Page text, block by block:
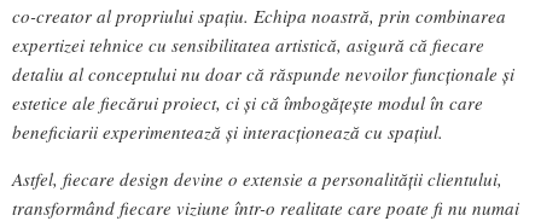
co-creator al propriului spațiu. Echipa noastră, prin combinarea
expertizei tehnice cu sensibilitatea artistică, asigură că fiecare
detaliu al conceptului nu doar că răspunde nevoilor funcționale și
estetice ale fiecărui proiect, ci și că îmbogățește modul în care
beneficiarii experimentează și interacționează cu spațiul.
Astfel, fiecare design devine o extensie a personalității clientului,
transformând fiecare viziune într-o realitate care poate fi nu numai